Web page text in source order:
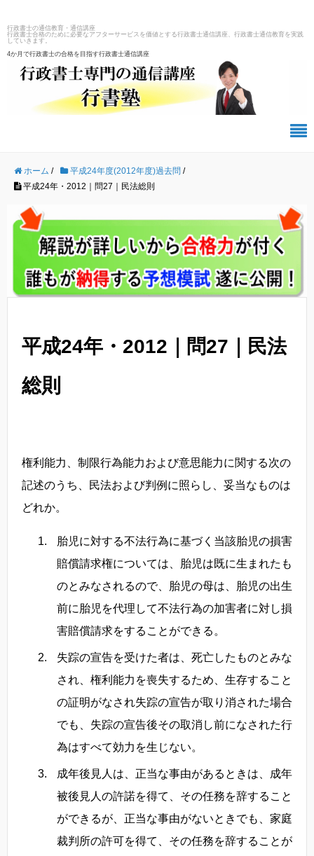
行政書士の通信教育・通信講座
行政書士合格のために必要なアフターサービスを価値とする行政書士通信講座、行政書士通信教育を実践
していきます。
4か月で行政書士の合格を目指す行政書士通信講座
ホーム / 平成24年度(2012年度)過去問 /
平成24年・2012｜問27｜民法総則
平成24年・2012｜問27｜民法
総則
権利能力、制限行為能力および意思能力に関する次の
記述のうち、民法および判例に照らし、妥当なものは
どれか。
胎児に対する不法行為に基づく当該胎児の損害
賠償請求権については、胎児は既に生まれたも
のとみなされるので、胎児の母は、胎児の出生
前に胎児を代理して不法行為の加害者に対し損
害賠償請求をすることができる。
失踪の宣告を受けた者は、死亡したものとみな
され、権利能力を喪失するため、生存すること
の証明がなされ失踪の宣告が取り消された場合
でも、失踪の宣告後その取消し前になされた行
為はすべて効力を生じない。
成年後見人は、正当な事由があるときは、成年
被後見人の許諾を得て、その任務を辞すること
ができるが、正当な事由がないときでも、家庭
裁判所の許可を得て、その任務を辞することが